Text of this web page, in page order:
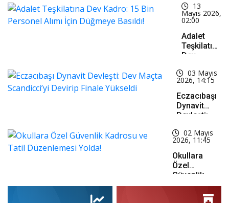
Hasreti Son
Buldu!
13
Mayıs 2026,
02:00
Adalet
Teşkilatına
Dev
Bin
Personel
Alımı İçin
Düğmeye
Basıldı!
03 Mayıs
2026, 14:15
Eczacıbaşı
Dynavit
Devleşti:
Scandicci’yi
Devirip
Finale
Yükseldi
02 Mayıs
2026, 11:45
Okullara
Özel
Güvenlik
Kadrosu Ve